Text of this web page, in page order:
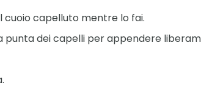
cuoio capelluto mentre lo fai.
punta dei capelli per appendere